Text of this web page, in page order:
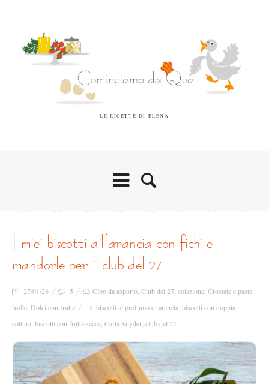
LE RICETTE DI ELENA
i miei biscotti all’arancia con fichi e
mandorle per il club del 27
27/01/26 5 Cibo da asporto Club del 27 colazione Crostate e paste
frolle Dolci con frutta biscotti al profumo di arancia biscotti con doppia
cottura biscotti con frutta secca Carla Snyder club del 27